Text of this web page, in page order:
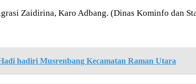
Zaidirina, Karo Adbang. (Dinas Kominfo dan
hadiri Musrenbang Kecamatan Raman Utara